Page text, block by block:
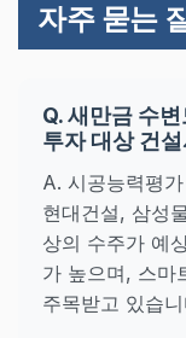
자주 묻는
Q. 새만금 수
투자 대상 건
A. 시공능력평
현대건설, 삼성
상의 수주가 예
가 높으며, 스마
주목받고 있습